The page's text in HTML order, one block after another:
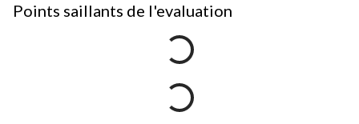
Points saillants de l'evaluation